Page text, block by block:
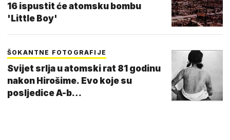
16 ispustit će atomsku bombu
'Little Boy'
ŠOKANTNE FOTOGRAFIJE
Svijet srlja u atomski rat 81 godinu
nakon Hirošime. Evo koje su
posljedice A-b…